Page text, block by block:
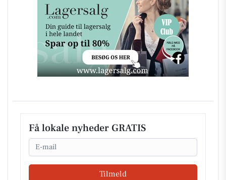
Få lokale nyheder GRATIS
Email
Tilmeld